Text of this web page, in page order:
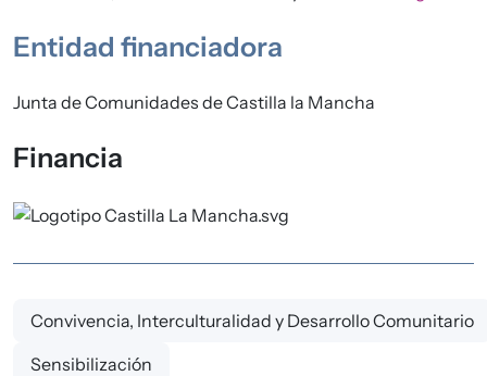
Entidad financiadora
Junta de Comunidades de Castilla la Mancha
Financia
Convivencia, Interculturalidad y Desarrollo Comunitario
Sensibilización